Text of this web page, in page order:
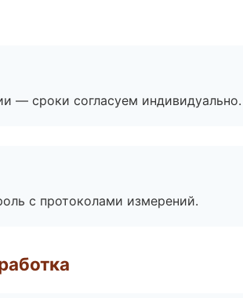
— сроки согласуем индивидуально.
с протоколами измерений.